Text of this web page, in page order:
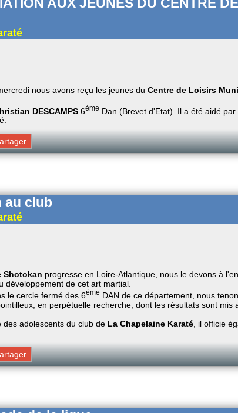
AUX JEUNES DU CENTRE
nous avons reçu les jeunes du Centre de Loisirs
DESCAMPS6ème Dan (Brevet d'Etat). Il a été aidé
au club
Shotokan progresse en Loire-Atlantique, nous le devons à
développement de cet art martial.
le cercle fermé des 6ème DAN de ce département, nous
en perpétuelle recherche, dont les résultats sont mis
adolescents du club de La Chapelaine Karaté, il officie